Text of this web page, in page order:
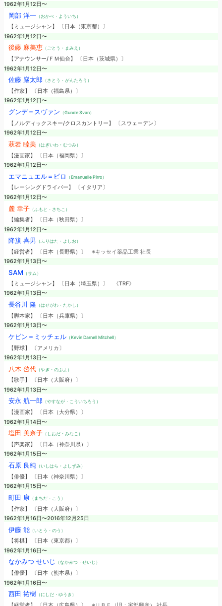
1962年1月12日〜
岡部 洋一（おかべ・よういち）
【ミュージシャン】 〔日本（東京都）〕
1962年1月12日〜
後藤 麻美恵 （ごとう・まみえ）
【アナウンサー/ＦＭ仙台】 〔日本（茨城県）〕
1962年1月12日〜
佐藤 巖太郎（さとう・がんたろう）
【作家】 〔日本（福島県）〕
1962年1月12日〜
グンデ＝スヴァン （Gunde Svan）
【ノルディックスキー/クロスカントリー】 〔スウェーデン〕
1962年1月12日〜
萩岩 睦美（はぎいわ・むつみ）
【漫画家】 〔日本（福岡県）〕
1962年1月12日〜
エマニュエル＝ピロ （Emanuelle Pirro）
【レーシングドライバー】 〔イタリア〕
1962年1月12日〜
麓 幸子（ふもと・さちこ）
【編集者】 〔日本（秋田県）〕
1962年1月12日〜
降簱 喜男 （ふりはた・よしお）
【経営者】 〔日本（長野県）〕 ※キッセイ薬品工業 社長
1962年1月13日〜
SAM （サム）
【ミュージシャン】 〔日本（埼玉県）〕
《TRF》
1962年1月13日〜
長谷川 隆（はせがわ・たかし）
【脚本家】 〔日本（兵庫県）〕
1962年1月13日〜
ケビン＝ミッチェル（Kevin Darnell Mitchell）
【野球】 〔アメリカ〕
1962年1月13日〜
八木 啓代（やぎ・のぶよ）
【歌手】 〔日本（大阪府）〕
1962年1月13日〜
安永 航一郎（やすなが・こういちろう）
【漫画家】 〔日本（大分県）〕
1962年1月14日〜
塩田 美奈子（しおだ・みなこ）
【声楽家】 〔日本（神奈川県）〕
1962年1月15日〜
石原 良純（いしはら・よしずみ）
【俳優】 〔日本（神奈川県）〕
1962年1月15日〜
町田 康（まちだ・こう）
【作家】 〔日本（大阪府）〕
1962年1月16日〜2016年12月25日
伊藤 能（いとう・のう）
【将棋】 〔日本（東京都）〕
1962年1月16日〜
なかみつ せいじ （なかみつ・せいじ）
【俳優】 〔日本（熊本県）〕
1962年1月16日〜
西田 祐樹（にしだ・ゆうき）